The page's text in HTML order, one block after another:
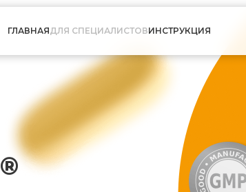
ГЛАВНАЯДЛЯ СПЕЦИАЛИСТОВИНСТРУКЦИЯ
®